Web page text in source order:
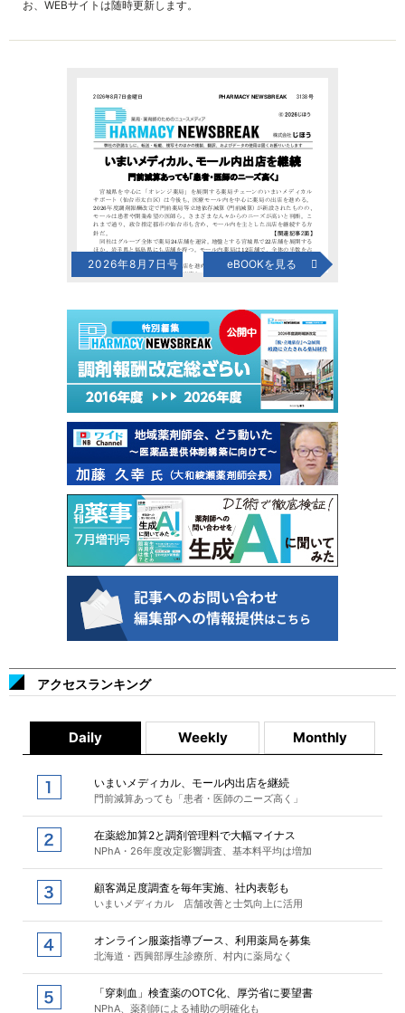
お、WEBサイトは随時更新します。
2026年8月7日号 eBOOKを見る
アクセスランキング
Daily Weekly Monthly
いまいメディカル、モール内出店を継続
門前減算あっても「患者・医師のニーズ高く」
在薬総加算2と調剤管理料で大幅マイナス
NPhA・26年度改定影響調査、基本料平均は増加
顧客満足度調査を毎年実施、社内表彰も
いまいメディカル 店舗改善と士気向上に活用
オンライン服薬指導ブース、利用薬局を募集
北海道・西興部厚生診療所、村内に薬局なく
「穿刺血」検査薬のOTC化、厚労省に要望書
NPhA、薬剤師による補助の明確化も